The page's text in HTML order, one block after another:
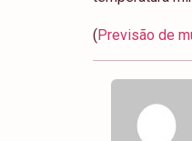
(Previsão de